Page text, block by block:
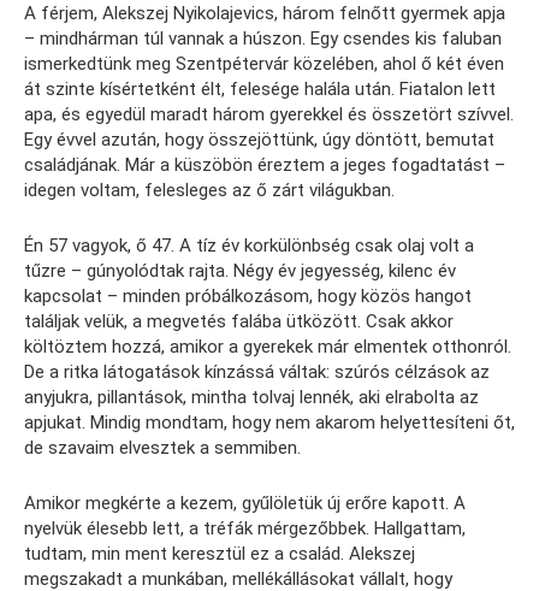
A férjem, Alekszej Nyikolajevics, három felnőtt gyermek apja
– mindhárman túl vannak a húszon. Egy csendes kis faluban
ismerkedtünk meg Szentpétervár közelében, ahol ő két éven
át szinte kísértetként élt, felesége halála után. Fiatalon lett
apa, és egyedül maradt három gyerekkel és összetört szívvel.
Egy évvel azután, hogy összejöttünk, úgy döntött, bemutat
családjának. Már a küszöbön éreztem a jeges fogadtatást –
idegen voltam, felesleges az ő zárt világukban.
Én 57 vagyok, ő 47. A tíz év korkülönbség csak olaj volt a
tűzre – gúnyolódtak rajta. Négy év jegyesség, kilenc év
kapcsolat – minden próbálkozásom, hogy közös hangot
találjak velük, a megvetés falába ütközött. Csak akkor
költöztem hozzá, amikor a gyerekek már elmentek otthonról.
De a ritka látogatások kínzássá váltak: szúrós célzások az
anyjukra, pillantások, mintha tolvaj lennék, aki elrabolta az
apjukat. Mindig mondtam, hogy nem akarom helyettesíteni őt,
de szavaim elvesztek a semmiben.
Amikor megkérte a kezem, gyűlöletük új erőre kapott. A
nyelvük élesebb lett, a tréfák mérgezőbbek. Hallgattam,
tudtam, min ment keresztül ez a család. Alekszej
megszakadt a munkában, mellékállásokat vállalt, hogy